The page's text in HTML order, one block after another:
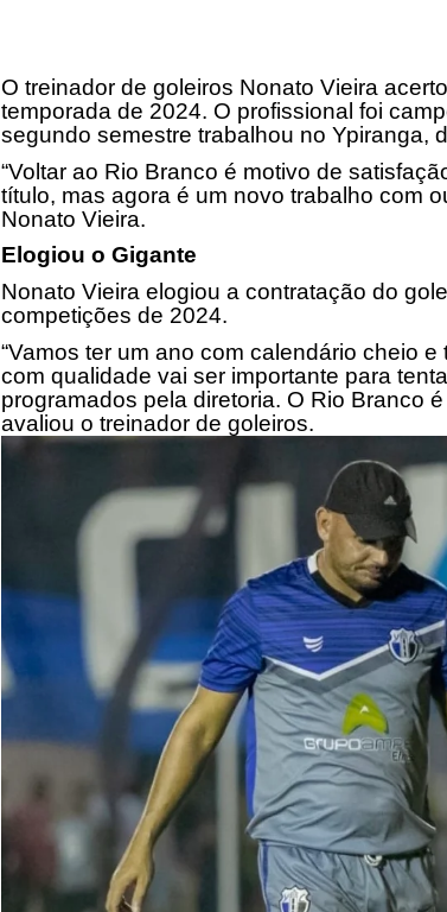
O treinador de goleiros Nonato Vieira
temporada de 2024. O profissional foi
segundo semestre trabalhou no Ypiranga,
“Voltar ao Rio Branco é motivo de
título, mas agora é um novo trabalho com
Nonato Vieira.
Elogiou o Gigante
Nonato Vieira elogiou a contratação do
competições de 2024.
“Vamos ter um ano com calendário cheio
com qualidade vai ser importante para
programados pela diretoria. O Rio Branco
avaliou o treinador de goleiros.